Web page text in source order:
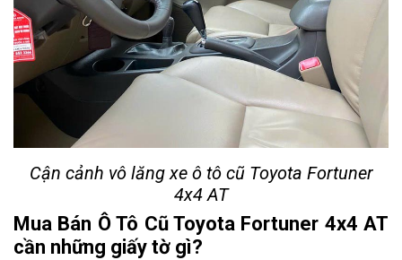
Cận cảnh vô lăng xe ô tô cũ Toyota Fortuner
4x4 AT
Mua Bán Ô Tô Cũ Toyota Fortuner 4x4 AT
cần những giấy tờ gì?